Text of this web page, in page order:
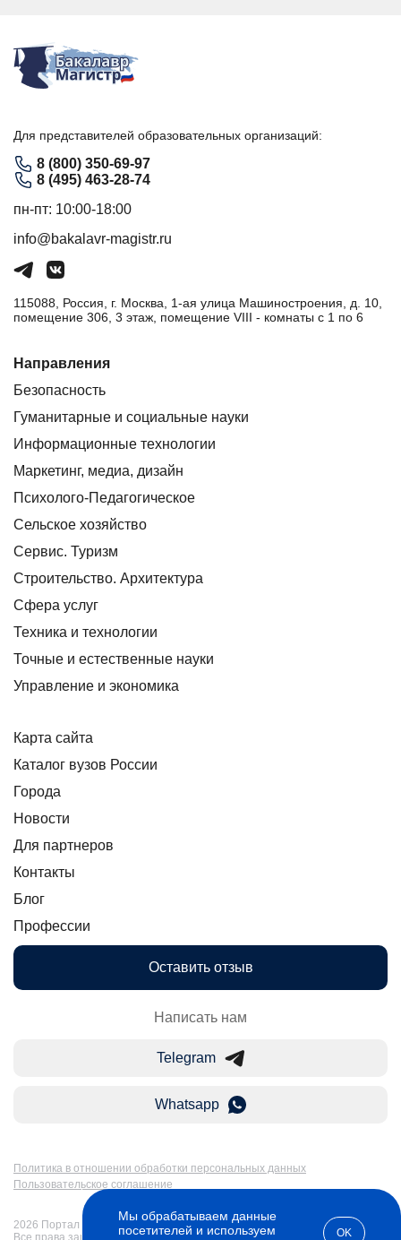
Для представителей образовательных организаций:
8 (800) 350-69-97
8 (495) 463-28-74
пн-пт: 10:00-18:00
info@bakalavr-magistr.ru
115088, Россия, г. Москва, 1-ая улица Машиностроения, д. 10,
помещение 306, 3 этаж, помещение VIII - комнаты с 1 по 6
Направления
Безопасность
Гуманитарные и социальные науки
Информационные технологии
Маркетинг, медиа, дизайн
Психолого-Педагогическое
Сельское хозяйство
Сервис. Туризм
Строительство. Архитектура
Сфера услуг
Техника и технологии
Точные и естественные науки
Управление и экономика
Карта сайта
Каталог вузов России
Города
Новости
Для партнеров
Контакты
Блог
Профессии
Оставить отзыв
Написать нам
Telegram
Whatsapp
Политика в отношении обработки персональных данных
Пользовательское соглашение
2026 Портал Бакалавр-Магистр: дистанционное образование в России.
Все права защищены
Мы обрабатываем данные
посетителей и используем
OK